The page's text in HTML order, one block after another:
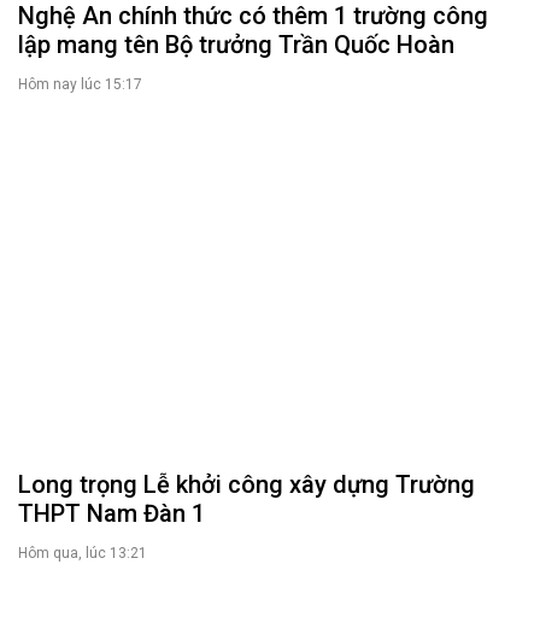
Nghệ An chính thức có thêm 1 trường công
lập mang tên Bộ trưởng Trần Quốc Hoàn
Hôm nay lúc 15:17
Tổng Bí thư, Chủ tịch nước: Làm rõ trách